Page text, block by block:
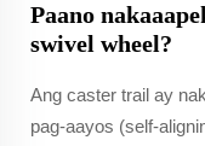
Paano
swivel wheel?
Ang caster trail ay
pag-aayos (self-